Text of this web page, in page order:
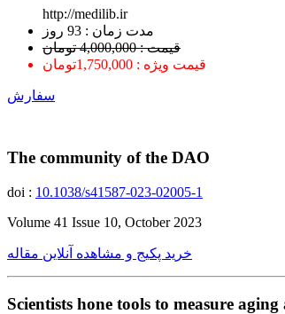
http://medilib.ir
ﻣﺪﺕ ﺯﻣﺎﻥ : 93 ﺭﻭﺯ
قیمت : 4,000,000 تومان
قیمت ویژه : 1,750,000تومان
سفارش
The community of the DAO
doi : 10.1038/s41587-023-02005-1
Volume 41 Issue 10, October 2023
خرید پکیج و مشاهده آنلاین مقاله
Scientists hone tools to measure